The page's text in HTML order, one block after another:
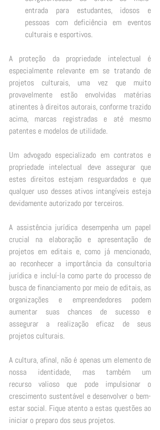
entrada para estudantes, idosos e
pessoas com deficiência em eventos
culturais e esportivos.
A proteção da propriedade intelectual é
especialmente relevante em se tratando de
projetos culturais, uma vez que muito
provavelmente estão envolvidas matérias
atinentes à direitos autorais, conforme trazido
acima, marcas registradas e até mesmo
patentes e modelos de utilidade.
Um advogado especializado em contratos e
propriedade intelectual deve assegurar que
estes direitos estejam resguardados e que
qualquer uso desses ativos intangíveis esteja
devidamente autorizado por terceiros.
A assistência jurídica desempenha um papel
crucial na elaboração e apresentação de
projetos em editais e, como já mencionado,
ao reconhecer a importância da consultoria
jurídica e incluí-la como parte do processo de
busca de financiamento por meio de editais, as
organizações e empreendedores podem
aumentar suas chances de sucesso e
assegurar a realização eficaz de seus
projetos culturais.
A cultura, afinal, não é apenas um elemento de
nossa identidade, mas também um
recurso valioso que pode impulsionar o
crescimento sustentável e desenvolver o bem-
estar social. Fique atento a estas questões ao
iniciar o preparo dos seus projetos.